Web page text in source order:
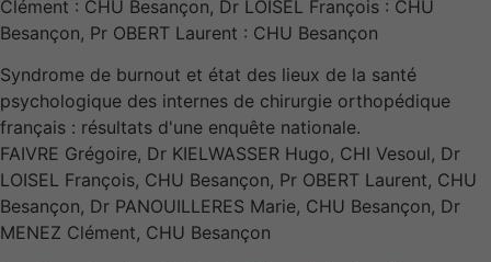
Clément : CHU Besançon, Dr LOISEL François : CHU
Besançon, Pr OBERT Laurent : CHU Besançon
Syndrome de burnout et état des lieux de la santé
psychologique des internes de chirurgie orthopédique
français : résultats d'une enquête nationale.
FAIVRE Grégoire, Dr KIELWASSER Hugo, CHI Vesoul, Dr
LOISEL François, CHU Besançon, Pr OBERT Laurent, CHU
Besançon, Dr PANOUILLERES Marie, CHU Besançon, Dr
MENEZ Clément, CHU Besançon